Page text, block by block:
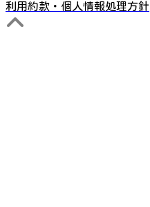
利用約款・個人情報処理方針